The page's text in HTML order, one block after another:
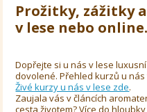
Prožitky, zážitky
v lese nebo online.
Dopřejte si u nás v lese
dovolené. Přehled kurzů u
Živé kurzy u nás v lese zde.
Zaujala vás v článcích
cesta životem? Více do